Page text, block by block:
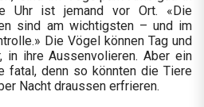
Uhr ist jemand vor Ort. «Die
sind am wichtigsten – und im
Die Vögel können Tag und
in ihre Aussenvolieren. Aber ein
fatal, denn so könnten die Tiere
Nacht draussen erfrieren.